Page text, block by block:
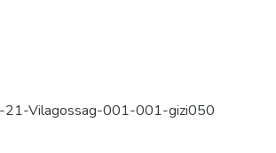
Vilagossag-001-001-gizi050